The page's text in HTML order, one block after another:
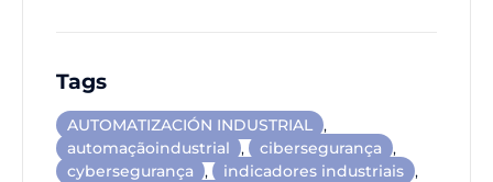
Tags
AUTOMATIZACIÓN INDUSTRIAL ,
automaçãoindustrial
, cibersegurança
,
cybersegurança
, indicadores industriais ,